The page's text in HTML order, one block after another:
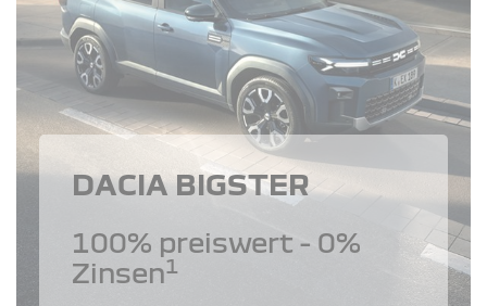
DACIA BIGSTER
100% preiswert - 0%
Zinsen1